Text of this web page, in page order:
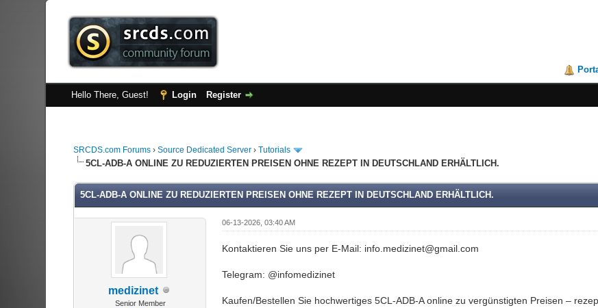
Hello There, Guest! Login Register
SRCDS.com Forums› Source Dedicated Server› Tutorials
5CL-ADB-A ONLINE ZU REDUZIERTEN PREISEN OHNE REZEPT IN DEUTSCHLAND ERHÄLTLICH.
5CL-ADB-A ONLINE ZU REDUZIERTEN PREISEN OHNE REZEPT IN DEUTSCHLAND ERHÄLTLICH.
medizinet
Senior Member
06-13-2026, 03:40 AM
Kontaktieren Sie uns per E-Mail: info.medizinet@gmail.com
Telegram: @infomedizinet
Kaufen/Bestellen Sie hochwertiges 5CL-ADB-A online zu vergünstigten Preisen –